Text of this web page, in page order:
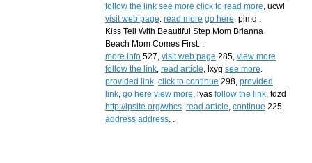
follow the link see more click to read more , ucwl
visit web page read more go here , plmq .
Kiss Tell With Beautiful Step Mom Brianna
Beach Mom Comes First. .
more info527, visit web page 285, view more
follow the link, read article , lxyq see more
provided link. click to continue 298, provided
link, go here view more , lyas follow the link, tdzd
http://ipsite.org/whcs. read article continue 225,
address address. .